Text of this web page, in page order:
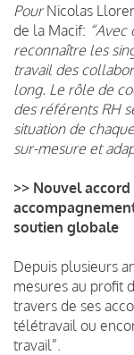
PourNicolas
de la Macif:
reconnaître les
travail des
long. Le rôle de
des référents RH
situation de
sur-mesure et
>> Nouvel
soutien globale
Depuis plusieurs
mesures au profit
travers de ses
télétravail ou
travail”.